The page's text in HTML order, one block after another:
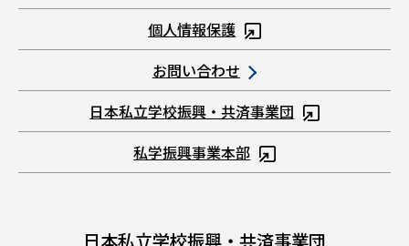
個人情報保護
お問い合わせ
日本私立学校振興・共済事業団
私学振興事業本部
日本私立学校振興・共済事業団